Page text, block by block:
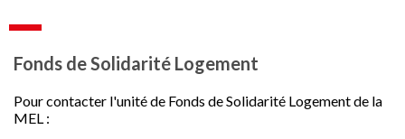
Fonds de Solidarité Logement
Pour contacter l'unité de Fonds de Solidarité Logement de la
MEL :